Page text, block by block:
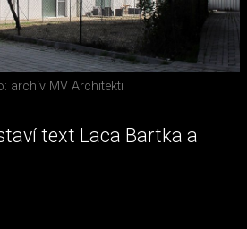
archív MV Architekti
text Laca Bartka a